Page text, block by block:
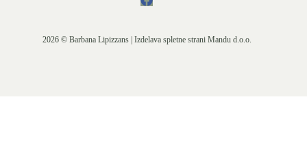
2026 © Barbana Lipizzans | Izdelava spletne strani Mandu d.o.o.